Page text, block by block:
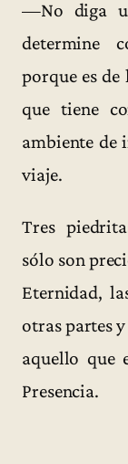
—No diga
determine
porque es
que tiene
ambiente de
viaje.
Tres
sólo son
Eternidad,
otras partes
aquello que
Presencia.